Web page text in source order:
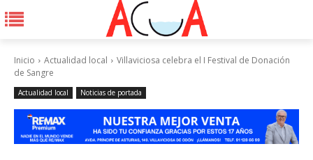
Inicio Actualidad local
Villaviciosa celebra el I Festival de Donación
de Sangre
Actualidad local Noticias de portada